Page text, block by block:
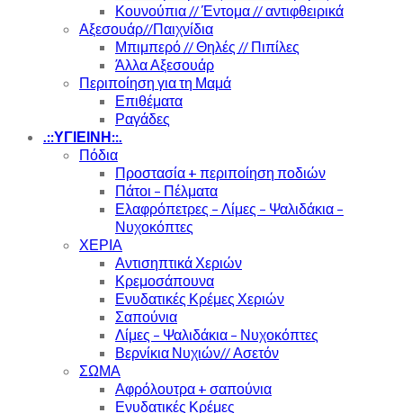
Κουνούπια // Έντομα // αντιφθειρικά
Αξεσουάρ//Παιχνίδια
Μπιμπερό // Θηλές // Πιπίλες
Άλλα Αξεσουάρ
Περιποίηση για τη Μαμά
Επιθέματα
Ραγάδες
.::ΥΓΙΕΙΝΗ::.
Πόδια
Προστασία + περιποίηση ποδιών
Πάτοι – Πέλματα
Ελαφρόπετρες – Λίμες – Ψαλιδάκια –
Νυχοκόπτες
ΧΕΡΙΑ
Αντισηπτικά Χεριών
Κρεμοσάπουνα
Ενυδατικές Κρέμες Χεριών
Σαπούνια
Λίμες – Ψαλιδάκια – Νυχοκόπτες
Βερνίκια Νυχιών// Ασετόν
ΣΩΜΑ
Αφρόλουτρα + σαπούνια
Ενυδατικές Κρέμες